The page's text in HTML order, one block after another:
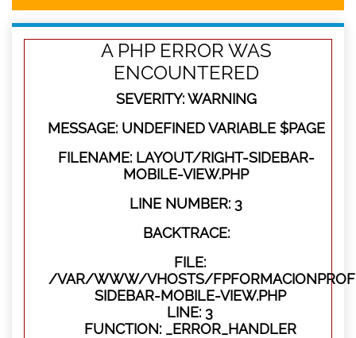
A PHP ERROR WAS
ENCOUNTERED
SEVERITY: WARNING
MESSAGE: UNDEFINED VARIABLE $PAGE
FILENAME: LAYOUT/RIGHT-SIDEBAR-
MOBILE-VIEW.PHP
LINE NUMBER: 3
BACKTRACE:
FILE:
/VAR/WWW/VHOSTS/
SIDEBAR-MOBILE-VIEW.PHP
LINE: 3
FUNCTION: _ERROR_HANDLER